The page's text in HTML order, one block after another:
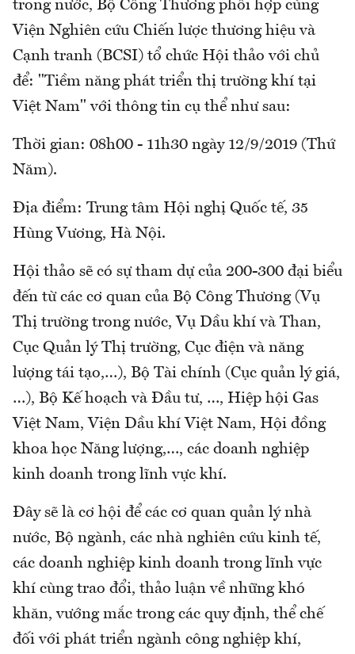
trong nước, Bộ Công Thương phối hợp cùng
Viện Nghiên cứu Chiến lược thương hiệu và
Cạnh tranh (BCSI) tổ chức Hội thảo với chủ
để: "Tiềm năng phát triển thị trường khí tại
Việt Nam" với thông tin cụ thể như sau:
Thời gian: 08h00 - 11h30 ngày 12/9/2019 (Thứ
Năm).
Địa điểm: Trung tâm Hội nghị Quốc tế, 35
Hùng Vương, Hà Nội.
Hội thảo sẽ có sự tham dự của 200-300 đại biểu
đến từ các cơ quan của Bộ Công Thương (Vụ
Thị trường trong nước, Vụ Dầu khí và Than,
Cục Quản lý Thị trường, Cục điện và năng
lượng tái tạo,…), Bộ Tài chính (Cục quản lý giá,
…), Bộ Kế hoạch và Đầu tư, …, Hiệp hội Gas
Việt Nam, Viện Dầu khí Việt Nam, Hội đồng
khoa học Năng lượng,…, các doanh nghiệp
kinh doanh trong lĩnh vực khí.
Đây sẽ là cơ hội để các cơ quan quản lý nhà
nước, Bộ ngành, các nhà nghiên cứu kinh tế,
các doanh nghiệp kinh doanh trong lĩnh vực
khí cùng trao đổi, thảo luận về những khó
khăn, vướng mắc trong các quy định, thể chế
đối với phát triển ngành công nghiệp khí,